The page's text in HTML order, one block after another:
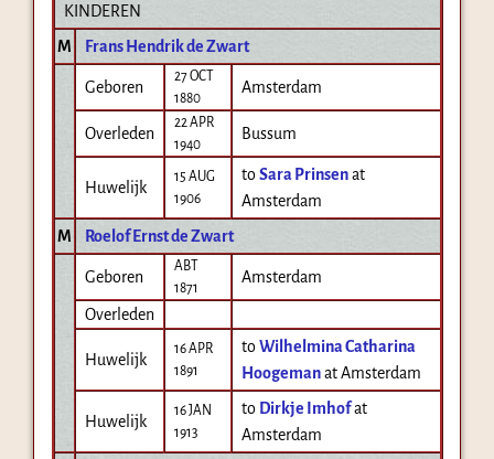
KINDEREN
M
Frans Hendrik de Zwart
Geboren
27 OCT
1880
Amsterdam
Overleden
22 APR
1940
Bussum
Huwelijk
15 AUG
1906
toSara Prinsen at
Amsterdam
M
Roelof Ernst de Zwart
Geboren
ABT
1871
Amsterdam
Overleden
Huwelijk
16 APR
1891
toWilhelmina Catharina
Hoogeman at Amsterdam
Huwelijk
16 JAN
1913
to Dirkje Imhof at
Amsterdam